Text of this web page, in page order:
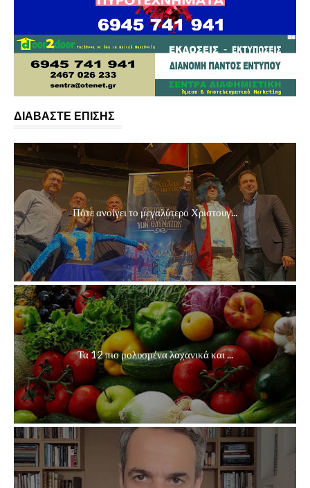
ΔΙΑΒΑΣΤΕ ΕΠΙΣΗΣ
Πότε ανοίγει το μεγαλύτερο Χριστουγ...
Τα 12 πιο μολυσμένα λαχανικά και ...